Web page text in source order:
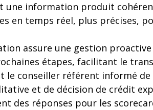
une information produit
en temps réel, plus précises,
assure une gestion
étapes, facilitant le
conseiller référent informé de
et de décision de crédit
des réponses pour les